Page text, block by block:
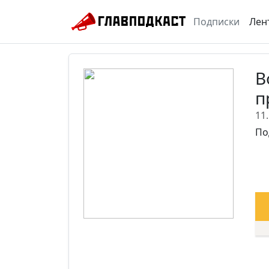
Подписки